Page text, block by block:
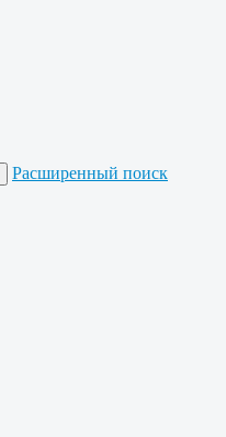
Расширенный поиск